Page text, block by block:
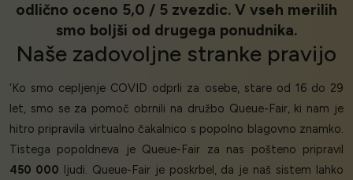
odlično oceno 5,0 / 5 zvezdic. V vseh merilih
smo boljši od drugega ponudnika.
Naše zadovoljne stranke pravijo
‘Ko smo cepljenje COVID odprli za osebe, stare od 16 do 29
let, smo se za pomoč obrnili na družbo Queue-Fair, ki nam je
hitro pripravila virtualno čakalnico s popolno blagovno znamko.
Tistega popoldneva je Queue-Fair za nas pošteno pripravil
450 000 ljudi. Queue-Fair je poskrbel, da je naš sistem lahko